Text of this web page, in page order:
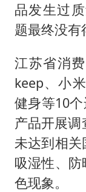
品发生过
题最终没有
江苏省消
keep、小
健身等10
产品开展
未达到相
吸湿性、
色现象。